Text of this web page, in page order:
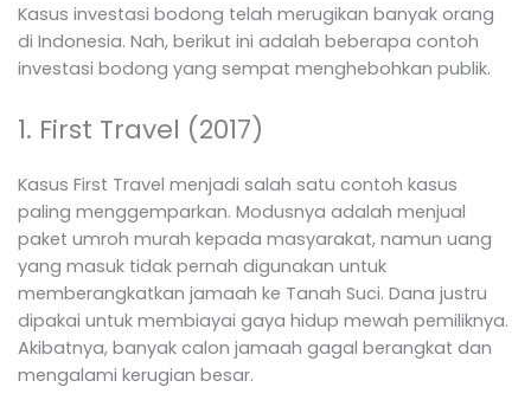
Kasus investasi bodong telah merugikan banyak orang
di Indonesia. Nah, berikut ini adalah beberapa contoh
investasi bodong yang sempat menghebohkan publik.
1. First Travel (2017)
Kasus First Travel menjadi salah satu contoh kasus
paling menggemparkan. Modusnya adalah menjual
paket umroh murah kepada masyarakat, namun uang
yang masuk tidak pernah digunakan untuk
memberangkatkan jamaah ke Tanah Suci. Dana justru
dipakai untuk membiayai gaya hidup mewah pemiliknya.
Akibatnya, banyak calon jamaah gagal berangkat dan
mengalami kerugian besar.